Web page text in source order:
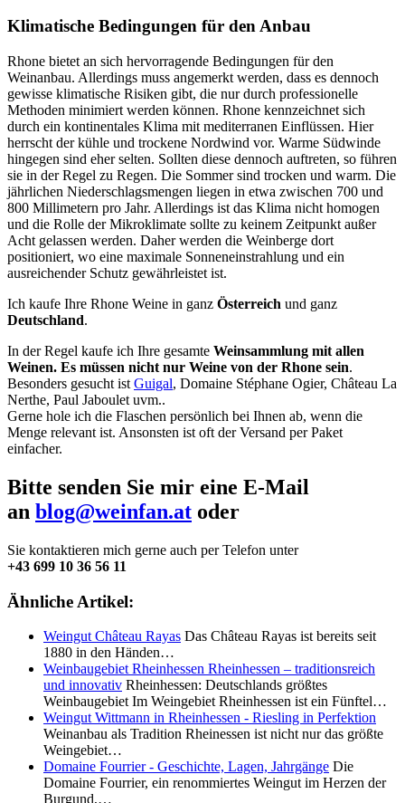
Klimatische Bedingungen für den Anbau
Rhone bietet an sich hervorragende Bedingungen für den
Weinanbau. Allerdings muss angemerkt werden, dass es dennoch
gewisse klimatische Risiken gibt, die nur durch professionelle
Methoden minimiert werden können. Rhone kennzeichnet sich
durch ein kontinentales Klima mit mediterranen Einflüssen. Hier
herrscht der kühle und trockene Nordwind vor. Warme Südwinde
hingegen sind eher selten. Sollten diese dennoch auftreten, so führen
sie in der Regel zu Regen. Die Sommer sind trocken und warm. Die
jährlichen Niederschlagsmengen liegen in etwa zwischen 700 und
800 Millimetern pro Jahr. Allerdings ist das Klima nicht homogen
und die Rolle der Mikroklimate sollte zu keinem Zeitpunkt außer
Acht gelassen werden. Daher werden die Weinberge dort
positioniert, wo eine maximale Sonneneinstrahlung und ein
ausreichender Schutz gewährleistet ist.
Ich kaufe Ihre Rhone Weine in ganz Österreich und ganz
Deutschland.
In der Regel kaufe ich Ihre gesamte Weinsammlung mit allen
Weinen. Es müssen nicht nur Weine von der Rhone sein.
Besonders gesucht ist Guigal, Domaine Stéphane Ogier, Château La
Nerthe, Paul Jaboulet uvm..
Gerne hole ich die Flaschen persönlich bei Ihnen ab, wenn die
Menge relevant ist. Ansonsten ist oft der Versand per Paket
einfacher.
Bitte senden Sie mir eine E-Mail
an blog@weinfan.at oder
Sie kontaktieren mich gerne auch per Telefon unter
+43 699 10 36 56 11
Ähnliche Artikel:
Weingut Château Rayas Das Château Rayas ist bereits seit
1880 in den Händen…
Weinbaugebiet Rheinhessen Rheinhessen – traditionsreich
und innovativ Rheinhessen: Deutschlands größtes
Weinbaugebiet Im Weingebiet Rheinhessen ist ein Fünftel…
Weingut Wittmann in Rheinhessen - Riesling in Perfektion
Weinanbau als Tradition Rheinessen ist nicht nur das größte
Weingebiet…
Domaine Fourrier - Geschichte, Lagen, Jahrgänge Die
Domaine Fourrier, ein renommiertes Weingut im Herzen der
Burgund,…